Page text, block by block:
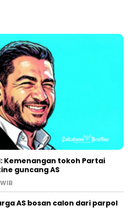
Kemenangan tokoh Partai
guncang AS
AS bosan calon dari parpol